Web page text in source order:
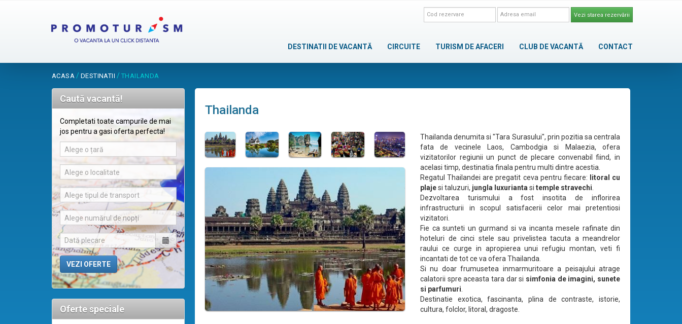
Vezi starea rezervării
DESTINATII DE VACANTĂ CIRCUITE TURISM DE AFACERI CLUB DE VACANTĂ CONTACT
ACASA / DESTINATII / THAILANDA
Caută vacantă!
Completati toate campurile de mai
jos pentru a gasi oferta perfecta!
Alege o țară
Alege o localitate
Alege tipul de transport
Alege numărul de nopți
Oferte speciale
Thailanda
Thailanda denumita si "Tara Surasului", prin pozitia sa centrala
fata de vecinele Laos, Cambodgia si Malaezia, ofera
vizitatorilor regiunii un punct de plecare convenabil fiind, in
acelasi timp, destinatia finala pentru multi dintre acestia.
Regatul Thailandei are pregatit ceva pentru fiecare:
litoral cu
plajesi taluzuri, jungla luxuriantasi temple stravechi.
Dezvoltarea turismului a fost insotita de inflorirea
infrastructurii in scopul satisfacerii celor mai pretentiosi
vizitatori.
Fie ca sunteti un gurmand si va incanta mesele rafinate din
hoteluri de cinci stele sau privelistea tacuta a meandrelor
raului ce curge in apropierea unui refugiu montan, veti fi
incantati de tot ce va ofera Thailanda.
Si nu doar frumusetea inmarmuritoare a peisajului atrage
calatorii spre aceasta tara dar si simfonia de imagini, sunete
si parfumuri.
Destinatie exotica, fascinanta, plina de contraste, istorie,
cultura, folclor, litoral, dragoste.